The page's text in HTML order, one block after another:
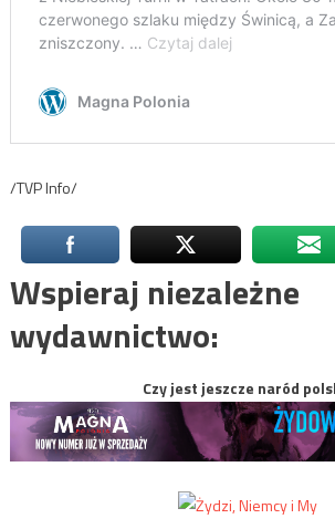
/TVP Info/
Wspieraj niezależne
wydawnictwo:
Czy jest jeszcze naród